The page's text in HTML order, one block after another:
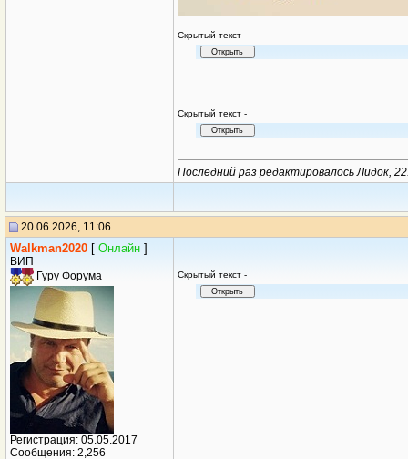
Cкрытый текст -
Cкрытый текст -
Последний раз редактировалось Лидок,
20.06.2026, 11:06
Walkman2020 [ Онлайн ]
ВИП
Гуру Форума
Регистрация: 05.05.2017
Сообщения: 2,256
Cкрытый текст -